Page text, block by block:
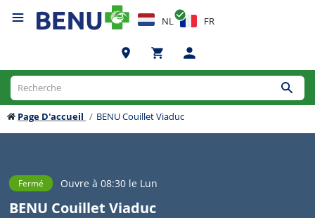
NL FR
Page D'accueil BENU Couillet Viaduc
BENU Couillet Viaduc
Fermé Ouvre à 08:30 le Lun